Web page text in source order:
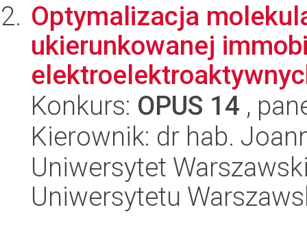
Optymalizacja
ukierunkowanej
Konkurs: OPUS 14 ,
Kierownik: dr hab.
Uniwersytet
Uniwersytetu